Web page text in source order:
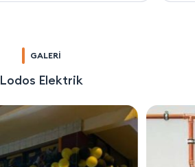
GALERİ
Lodos Elektrik